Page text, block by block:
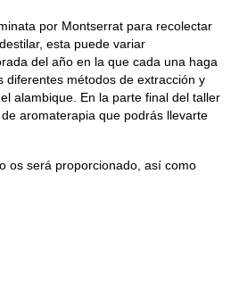
por Montserrat para recolectar
esta puede variar
del año en la que cada una haga
diferentes métodos de extracción y
alambique. En la parte final del taller
aromaterapia que podrás llevarte
os será proporcionado, así como